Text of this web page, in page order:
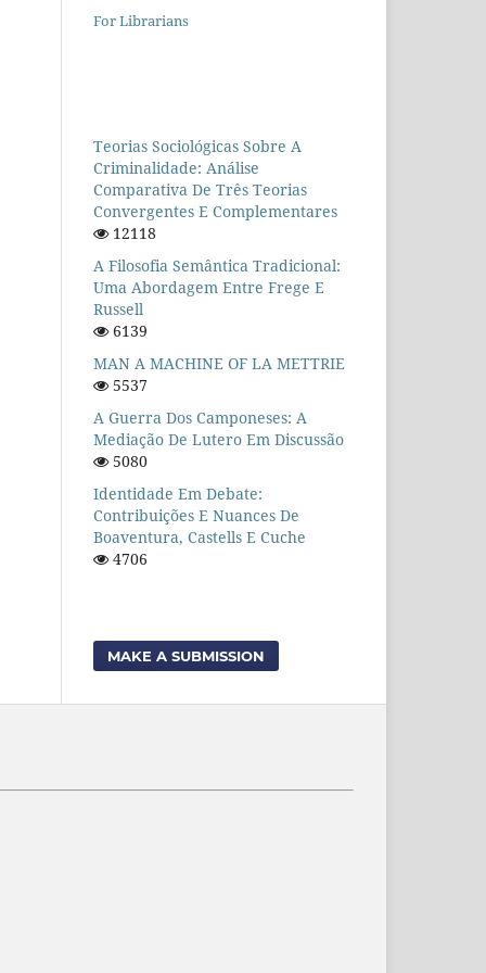
For Librarians
Teorias Sociológicas Sobre A
Criminalidade: Análise
Comparativa De Três Teorias
Convergentes E Complementares
12118
A Filosofia Semântica Tradicional:
Uma Abordagem Entre Frege E
Russell
6139
MAN A MACHINE OF LA METTRIE
5537
A Guerra Dos Camponeses: A
Mediação De Lutero Em Discussão
5080
Identidade Em Debate:
Contribuições E Nuances De
Boaventura, Castells E Cuche
4706
MAKE A SUBMISSION